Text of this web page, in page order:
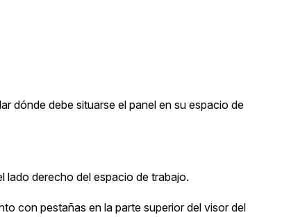
dónde debe situarse el panel en su espacio de
lado derecho del espacio de trabajo.
con pestañas en la parte superior del visor del